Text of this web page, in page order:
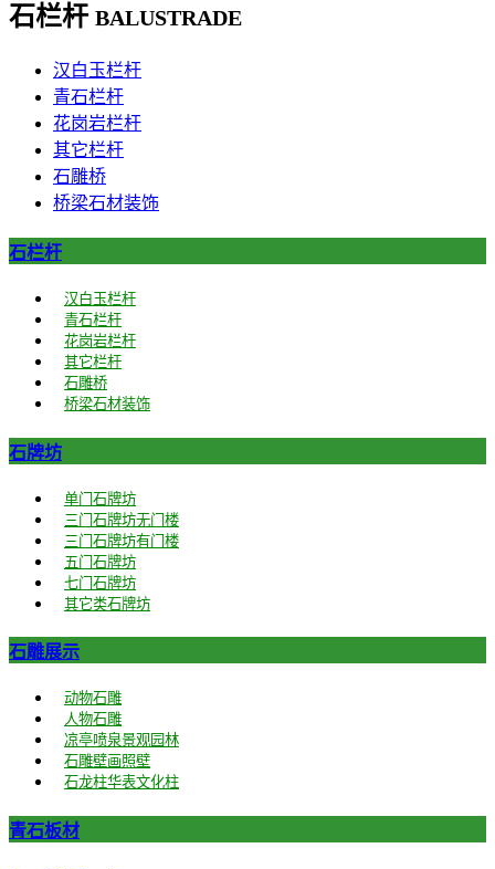
石栏杆 BALUSTRADE
汉白玉栏杆
青石栏杆
花岗岩栏杆
其它栏杆
石雕桥
桥梁石材装饰
石栏杆
汉白玉栏杆
青石栏杆
花岗岩栏杆
其它栏杆
石雕桥
桥梁石材装饰
石牌坊
单门石牌坊
三门石牌坊无门楼
三门石牌坊有门楼
五门石牌坊
七门石牌坊
其它类石牌坊
石雕展示
动物石雕
人物石雕
凉亭喷泉景观园林
石雕壁画照壁
石龙柱华表文化柱
青石板材